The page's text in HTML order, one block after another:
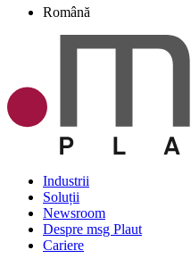
Română
Industrii
Soluții
Newsroom
Despre msg Plaut
Cariere